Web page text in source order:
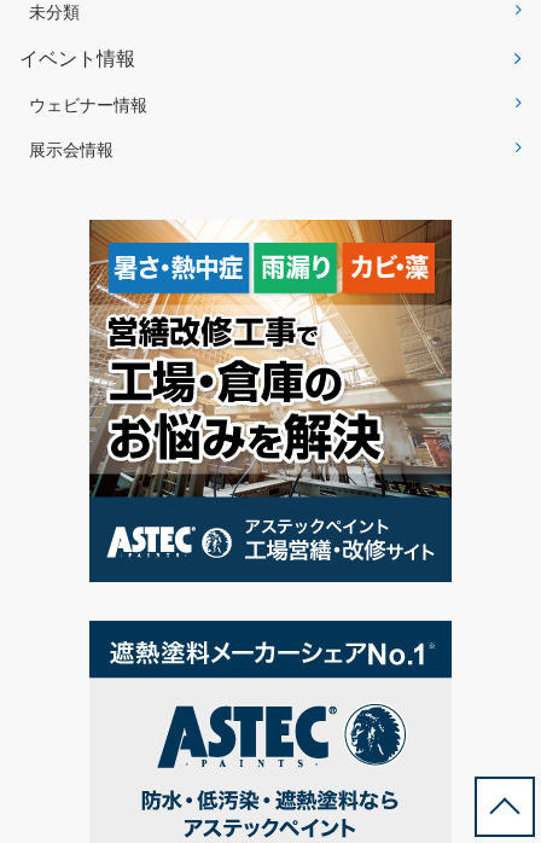
未分類
イベント情報
ウェビナー情報
展示会情報